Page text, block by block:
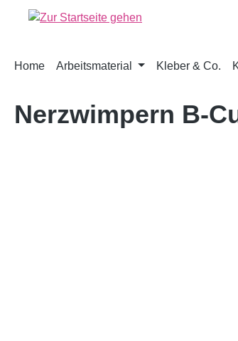
Zur Hauptnavigation springen
Home Arbeitsmaterial Kleber & Co.
Nerzwimpern B-